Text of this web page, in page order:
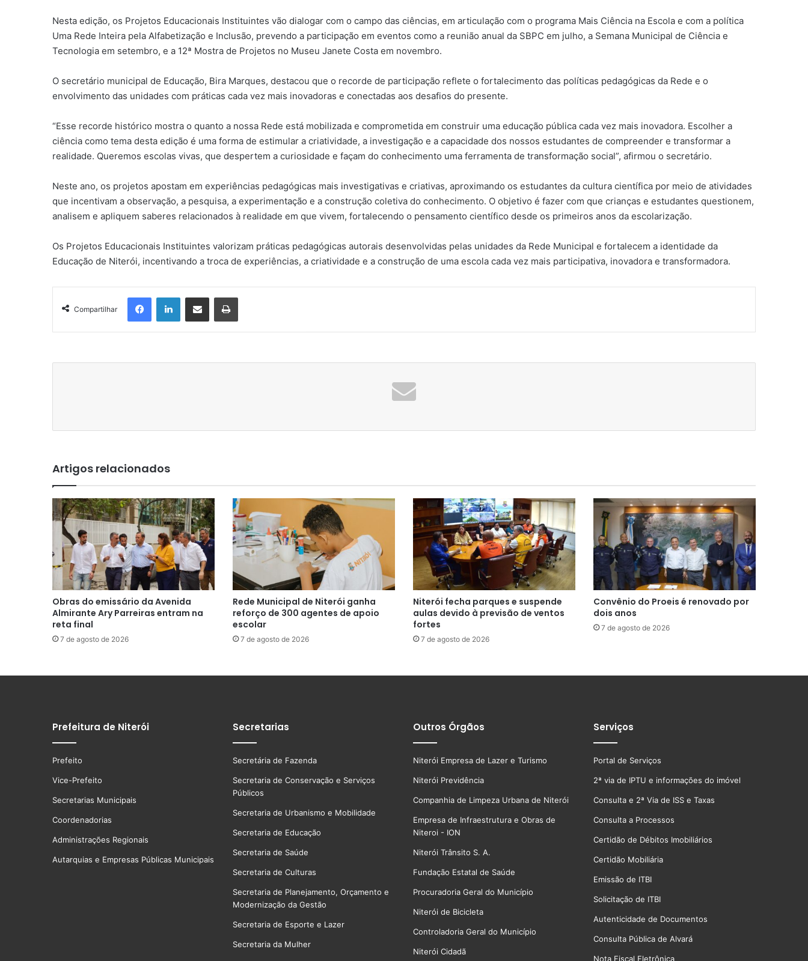
Nesta edição, os Projetos Educacionais Instituintes vão dialogar com o campo das ciências, em articulação com o programa Mais Ciência na Escola e com a política
Uma Rede Inteira pela Alfabetização e Inclusão, prevendo a participação em eventos como a reunião anual da SBPC em julho, a Semana Municipal de Ciência e
Tecnologia em setembro, e a 12ª Mostra de Projetos no Museu Janete Costa em novembro.
O secretário municipal de Educação, Bira Marques, destacou que o recorde de participação reflete o fortalecimento das políticas pedagógicas da Rede e o
envolvimento das unidades com práticas cada vez mais inovadoras e conectadas aos desafios do presente.
“Esse recorde histórico mostra o quanto a nossa Rede está mobilizada e comprometida em construir uma educação pública cada vez mais inovadora. Escolher a
ciência como tema desta edição é uma forma de estimular a criatividade, a investigação e a capacidade dos nossos estudantes de compreender e transformar a
realidade. Queremos escolas vivas, que despertem a curiosidade e façam do conhecimento uma ferramenta de transformação social”, afirmou o secretário.
Neste ano, os projetos apostam em experiências pedagógicas mais investigativas e criativas, aproximando os estudantes da cultura científica por meio de atividades
que incentivam a observação, a pesquisa, a experimentação e a construção coletiva do conhecimento. O objetivo é fazer com que crianças e estudantes questionem,
analisem e apliquem saberes relacionados à realidade em que vivem, fortalecendo o pensamento científico desde os primeiros anos da escolarização.
Os Projetos Educacionais Instituintes valorizam práticas pedagógicas autorais desenvolvidas pelas unidades da Rede Municipal e fortalecem a identidade da
Educação de Niterói, incentivando a troca de experiências, a criatividade e a construção de uma escola cada vez mais participativa, inovadora e transformadora.
Compartilhar
FacebookLinkedinCompartilhar via e-mail Imprimir
Artigos relacionados
Obras do emissário da Avenida
Almirante Ary Parreiras entram na
reta final
7 de agosto de 2026
Rede Municipal de Niterói ganha
reforço de 300 agentes de apoio
escolar
7 de agosto de 2026
Niterói fecha parques e suspende
aulas devido à previsão de ventos
fortes
7 de agosto de 2026
Convênio do Proeis é renovado por
dois anos
7 de agosto de 2026
Prefeitura de Niterói
Prefeito
Vice-Prefeito
Secretarias Municipais
Coordenadorias
Administrações Regionais
Autarquias e Empresas Públicas Municipais
Secretarias
Secretária de Fazenda
Secretaria de Conservação e Serviços
Públicos
Secretaria de Urbanismo e Mobilidade
Secretaria de Educação
Secretaria de Saúde
Secretaria de Culturas
Secretaria de Planejamento, Orçamento e
Modernização da Gestão
Secretaria de Esporte e Lazer
Secretaria da Mulher
Outros Órgãos
Niterói Empresa de Lazer e Turismo
Niterói Previdência
Companhia de Limpeza Urbana de Niterói
Empresa de Infraestrutura e Obras de
Niteroi - ION
Niterói Trânsito S. A.
Fundação Estatal de Saúde
Procuradoria Geral do Município
Niterói de Bicicleta
Controladoria Geral do Município
Niterói Cidadã
Serviços
Portal de Serviços
2ª via de IPTU e informações do imóvel
Consulta e 2ª Via de ISS e Taxas
Consulta a Processos
Certidão de Débitos Imobiliários
Certidão Mobiliária
Emissão de ITBI
Solicitação de ITBI
Autenticidade de Documentos
Consulta Pública de Alvará
Nota Fiscal Eletrônica